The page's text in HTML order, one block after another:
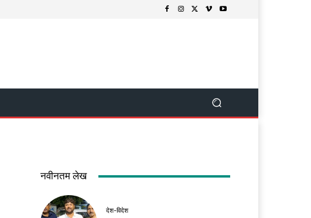
नवीनतम लेख
देश-विदेश